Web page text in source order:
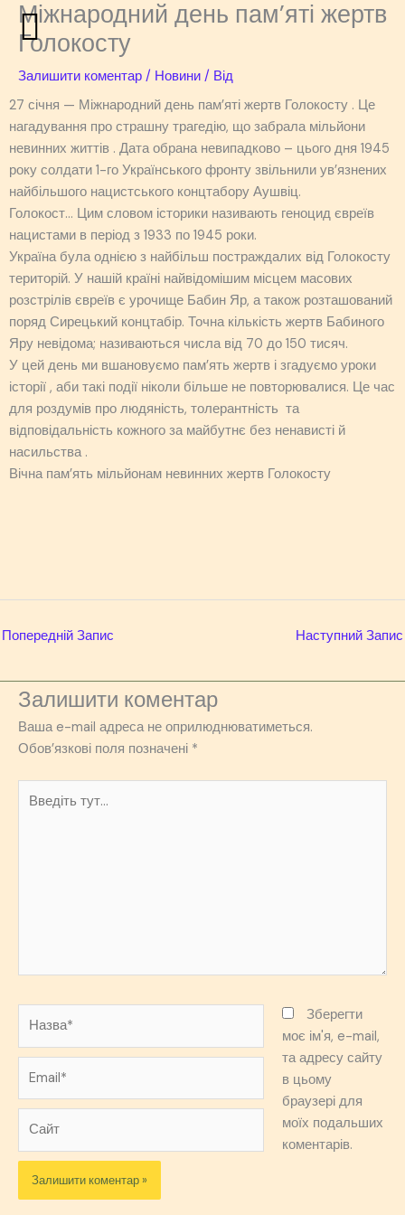
Перейти
вмісту
Міжнародний день пам’яті жертв
Голокосту
Залишити коментар / Новини / Від
27 січня — Міжнародний день пам’яті жертв Голокосту . Це
нагадування про страшну трагедію, що забрала мільйони
невинних життів . Дата обрана невипадково – цього дня 1945
року солдати 1-го Українського фронту звільнили ув’язнених
найбільшого нацистського концтабору Аушвіц.
Голокост… Цим словом історики називають геноцид євреїв
нацистами в період з 1933 по 1945 роки.
Україна була однією з найбільш постраждалих від Голокосту
територій. У нашій країні найвідомішим місцем масових
розстрілів євреїв є урочище Бабин Яр, а також розташований
поряд Сирецький концтабір. Точна кількість жертв Бабиного
Яру невідома; називаються числа від 70 до 150 тисяч.
У цей день ми вшановуємо пам’ять жертв і згадуємо уроки
історії , аби такі події ніколи більше не повторювалися. Це час
для роздумів про людяність, толерантність та
відповідальність кожного за майбутнє без ненависті й
насильства .
Вічна пам’ять мільйонам невинних жертв Голокосту
Попередній Запис Наступний Запис
Залишити коментар
Ваша e-mail адреса не оприлюднюватиметься.
Обов’язкові поля позначені *
тут...
Зберегти
моє ім'я, e-mail,
та адресу сайту
в цьому
браузері для
моїх подальших
коментарів.